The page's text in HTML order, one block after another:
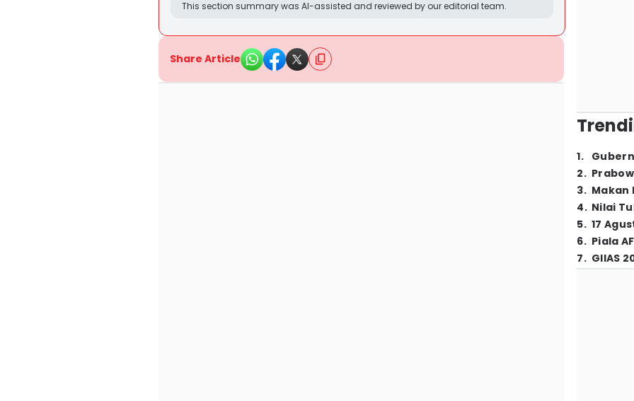
This section summary was AI-assisted and reviewed by our editorial team.
Share Article
1.
2.
3. Makan
4. Nilai
5. 17
6. Piala
7. GIIAS